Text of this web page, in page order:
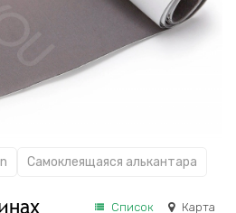
Самоклеящаяся алькантара
Список Карта